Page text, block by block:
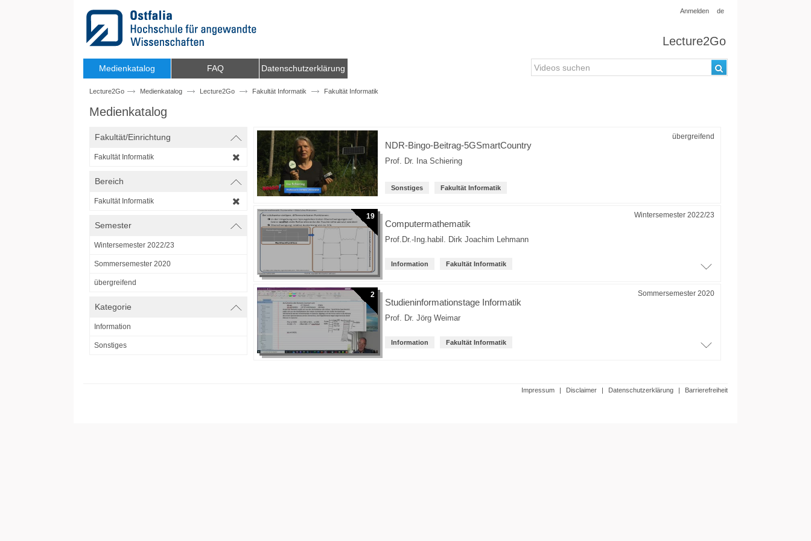
Anmelden de
Lecture2Go
Medienkatalog FAQ Datenschutzerklärung
Lecture2Go Medienkatalog Lecture2Go Fakultät Informatik Fakultät Informatik
Medienkatalog
Fakultät/Einrichtung
Fakultät Informatik
Bereich
Fakultät Informatik
Semester
Wintersemester 2022/23
Sommersemester 2020
übergreifend
Kategorie
Information
Sonstiges
übergreifend
NDR-Bingo-Beitrag-5GSmartCountry
Prof. Dr. Ina Schiering
Sonstiges Fakultät Informatik
19 Wintersemester 2022/23
Computermathematik
Prof.Dr.-Ing.habil. Dirk Joachim Lehmann
Information Fakultät Informatik
2 Sommersemester 2020
Studieninformationstage Informatik
Prof. Dr. Jörg Weimar
Information Fakultät Informatik
Impressum | Disclaimer | Datenschutzerklärung | Barrierefreiheit